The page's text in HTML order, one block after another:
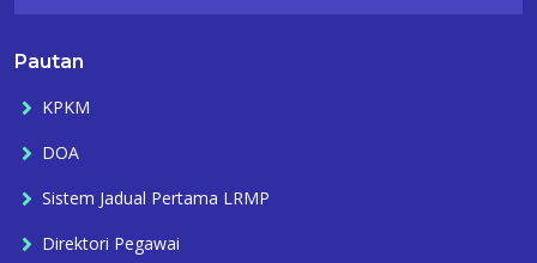
Pautan
KPKM
DOA
Sistem Jadual Pertama LRMP
Direktori Pegawai